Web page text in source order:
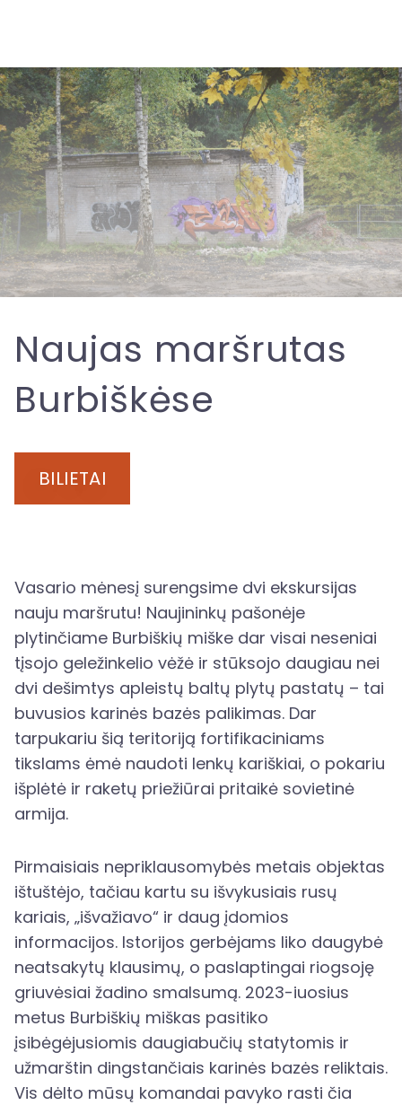
Naujas maršrutas
Burbiškėse
BILIETAI
Vasario mėnesį surengsime dvi ekskursijas
nauju maršrutu! Naujininkų pašonėje
plytinčiame Burbiškių miške dar visai neseniai
tįsojo geležinkelio vėžė ir stūksojo daugiau nei
dvi dešimtys apleistų baltų plytų pastatų – tai
buvusios karinės bazės palikimas. Dar
tarpukariu šią teritoriją fortifikaciniams
tikslams ėmė naudoti lenkų kariškiai, o pokariu
išplėtė ir raketų priežiūrai pritaikė sovietinė
armija.
Pirmaisiais nepriklausomybės metais objektas
ištuštėjo, tačiau kartu su išvykusiais rusų
kariais, „išvažiavo“ ir daug įdomios
informacijos. Istorijos gerbėjams liko daugybė
neatsakytų klausimų, o paslaptingai riogsoję
griuvėsiai žadino smalsumą. 2023-iuosius
metus Burbiškių miškas pasitiko
įsibėgėjusiomis daugiabučių statytomis ir
užmarštin dingstančiais karinės bazės reliktais.
Vis dėlto mūsų komandai pavyko rasti čia